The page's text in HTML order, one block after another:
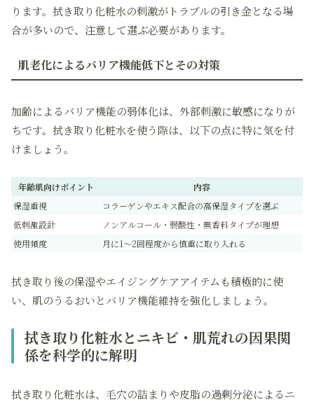
ります。拭き取り化粧水の刺激がトラブルの引き金となる場
合が多いので、注意して選ぶ必要があります。
肌老化によるバリア機能低下とその対策
加齢によるバリア機能の弱体化は、外部刺激に敏感になりが
ちです。拭き取り化粧水を使う際は、以下の点に特に気を付
けましょう。
年齢肌向けポイント
内容
保湿重視
コラーゲンやエキス配合の高保湿タイプを選ぶ
低刺激設計
ノンアルコール・弱酸性・無香料タイプが理想
使用頻度
月に1～2回程度から慎重に取り入れる
拭き取り後の保湿やエイジングケアアイテムも積極的に使
い、肌のうるおいとバリア機能維持を強化しましょう。
拭き取り化粧水とニキビ・肌荒れの因果関
係を科学的に解明
拭き取り化粧水は、毛穴の詰まりや皮脂の過剰分泌によるニ